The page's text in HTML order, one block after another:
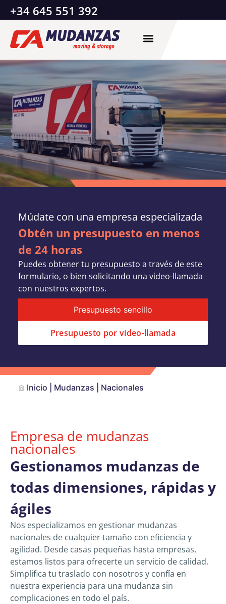
+34 645 551 392
Múdate con una empresa especializada
Obtén un presupuesto en menos
de 24 horas
Puedes obtener tu presupuesto a través de este
formulario, o bien solicitando una video-llamada
con nuestros expertos.
Presupuesto sencillo
Presupuesto por video-llamada
Inicio Mudanzas Nacionales
Empresa de mudanzas
nacionales
Gestionamos mudanzas de
todas dimensiones, rápidas y
ágiles
Nos especializamos en gestionar mudanzas
nacionales de cualquier tamaño con eficiencia y
agilidad. Desde casas pequeñas hasta empresas,
estamos listos para ofrecerte un servicio de calidad.
Simplifica tu traslado con nosotros y confía en
nuestra experiencia para una mudanza sin
complicaciones en todo el país.